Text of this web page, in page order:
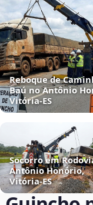
Reboque de
Baú no Antônio
Vitória‑ES
Socorro em
Antônio Honório,
Vitória‑ES